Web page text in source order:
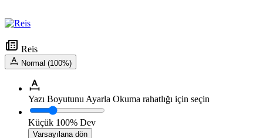
Reis
Normal (100%)
Yazı Boyutunu Ayarla Okuma rahatlığı için seçin
Küçük 100% Dev
Varsayılana dön